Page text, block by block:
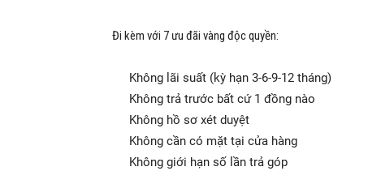
Đi kèm với 7 ưu đãi vàng độc quyền:
Không lãi suất (kỳ hạn 3-6-9-12 tháng)
Không trả trước bất cứ 1 đồng nào
Không hồ sơ xét duyệt
Không cần có mặt tại cửa hàng
Không giới hạn số lần trả góp